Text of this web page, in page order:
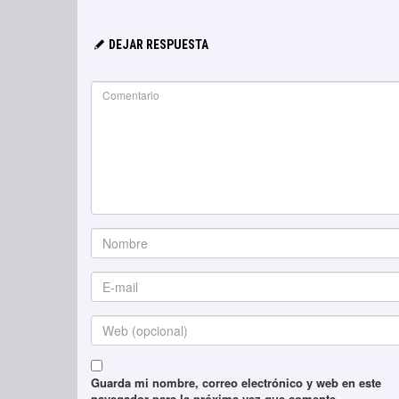
DEJAR RESPUESTA
Guarda mi nombre, correo electrónico y web en este